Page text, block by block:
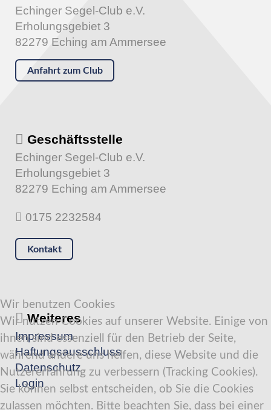
Echinger Segel-Club e.V.
Erholungsgebiet 3
82279 Eching am Ammersee
Anfahrt zum Club
Geschäftsstelle
Echinger Segel-Club e.V.
Erholungsgebiet 3
82279 Eching am Ammersee
0175 2232584
Kontakt
Weiteres
Impressum
Haftungsausschluss
Datenschutz
Login
Wir benutzen Cookies
Wir nutzen Cookies auf unserer Website. Einige von
ihnen sind essenziell für den Betrieb der Seite,
während andere uns helfen, diese Website und die
Nutzererfahrung zu verbessern (Tracking Cookies).
Sie können selbst entscheiden, ob Sie die Cookies
zulassen möchten. Bitte beachten Sie, dass bei einer